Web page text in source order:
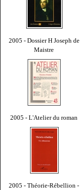
2005 - Dossier H Joseph de
Maistre
2005 - L'Atelier du roman
2005 - Théorie-Rébellion -